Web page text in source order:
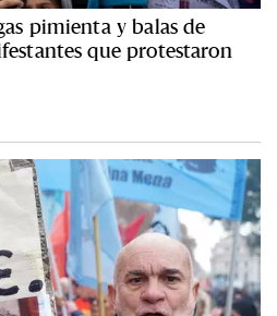
pimienta y balas de
que protestaron